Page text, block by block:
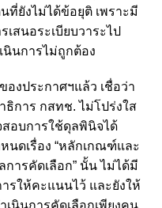
ที่ยังไม่ได้ข้อยุติ เพราะมี
สนอระเบียบวาระไป
นการไม่ถูกต้อง
งประกาศฯแล้ว เชื่อว่า
ธิการ กสทช. ไม่โปร่งใส
อบการใช้ดุลพินิจได้
นดเรื่อง “หลักเกณฑ์และ
ารคัดเลือก” นั้น ไม่ได้มี
ให้คะแนนไว้ และยังให้
นินการคัดเลือกเพียงคน